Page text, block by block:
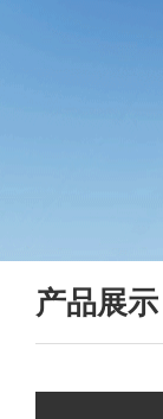
产品展示